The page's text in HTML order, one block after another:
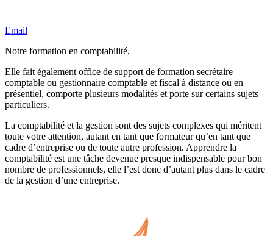
Email
Notre formation en comptabilité,
Elle fait également office de support de formation secrétaire
comptable ou gestionnaire comptable et fiscal à distance ou en
présentiel, comporte plusieurs modalités et porte sur certains sujets
particuliers.
La comptabilité et la gestion sont des sujets complexes qui méritent
toute votre attention, autant en tant que formateur qu’en tant que
cadre d’entreprise ou de toute autre profession. Apprendre la
comptabilité est une tâche devenue presque indispensable pour bon
nombre de professionnels, elle l’est donc d’autant plus dans le cadre
de la gestion d’une entreprise.